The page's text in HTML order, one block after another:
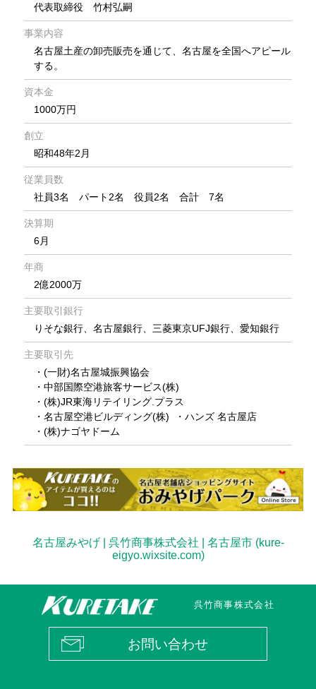
代表取締役 竹村弘嗣
事業内容
名古屋土産の卸売販売を通じて、名古屋を全国へアピール
する。
資本金
1000万円
創立
昭和48年2月
従業員数
社員3名 パート2名 役員2名 合計 7名
決算期
6月
年商
2億2000万
主要取引銀行
りそな銀行、名古屋銀行、三菱東京UFJ銀行、愛知銀行
主要取引先
・(一財)名古屋城振興協会
・中部国際空港旅客サービス(株)
・(株)JR東海リテイリング.プラス
・名古屋空港ビルディング(株)
・ハンズ 名古屋店
・(株)ナゴヤドーム
名古屋みやげ | 呉竹商事株式会社 | 名古屋市 (kure-
eigyo.wixsite.com)
呉竹商事株式会社
お問い合わせ